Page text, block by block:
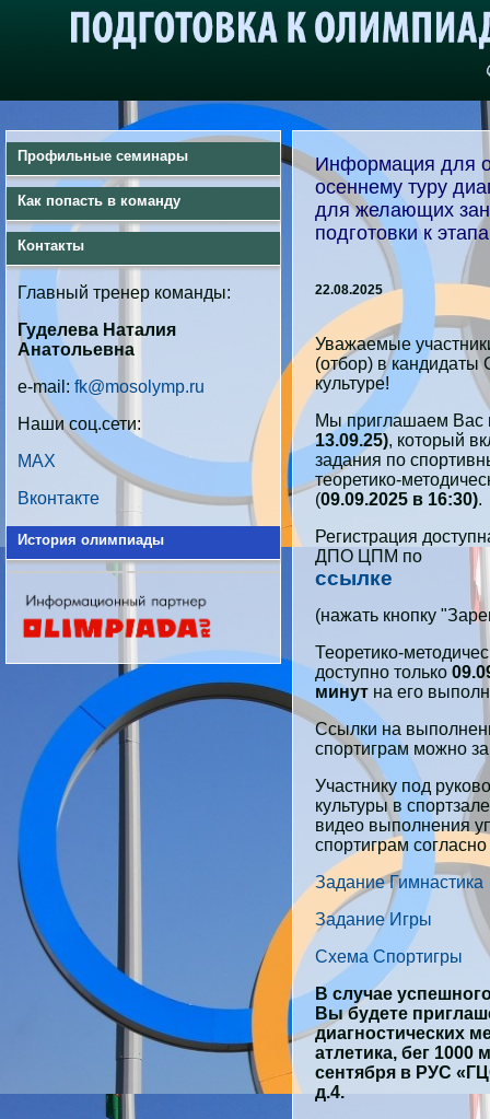
Профильные семинары
Как попасть в команду
Контакты
Главный тренер команды:
Гуделева Наталия
Анатольевна
e-mail: fk@mosolymp.ru
Наши соц.сети:
MAX
Вконтакте
История олимпиады
Информация для
осеннему туру
для желающих
подготовки к
22.08.2025
Уважаемые
(отбор) в
культуре!
Мы приглашаем Вас
13.09.25), который
задания по
теоретико-
(09.09.2025 в 16:30).
Регистрация
ДПО ЦПМ по
ссылке
(нажать кнопку
Теоретико-
доступно только
минут на его
Ссылки на
спортиграм можно
Участнику под
культуры в
видео выполнения
спортиграм
Задание Гимнастика
Задание Игры
Схема Спортигры
В случае
Вы будете
диагностических
атлетика, бег 1000
сентября в РУС
д.4.